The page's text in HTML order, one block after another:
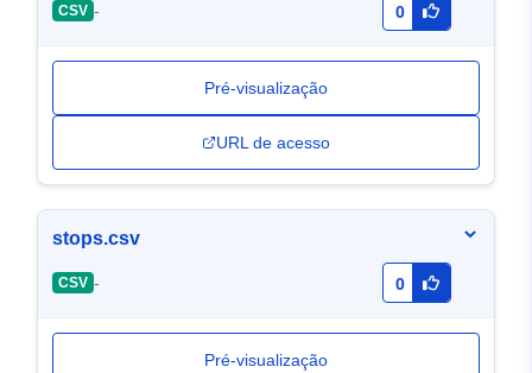
CSV - 0
Pré-visualização
URL de acesso
stops.csv
CSV - 0
Pré-visualização